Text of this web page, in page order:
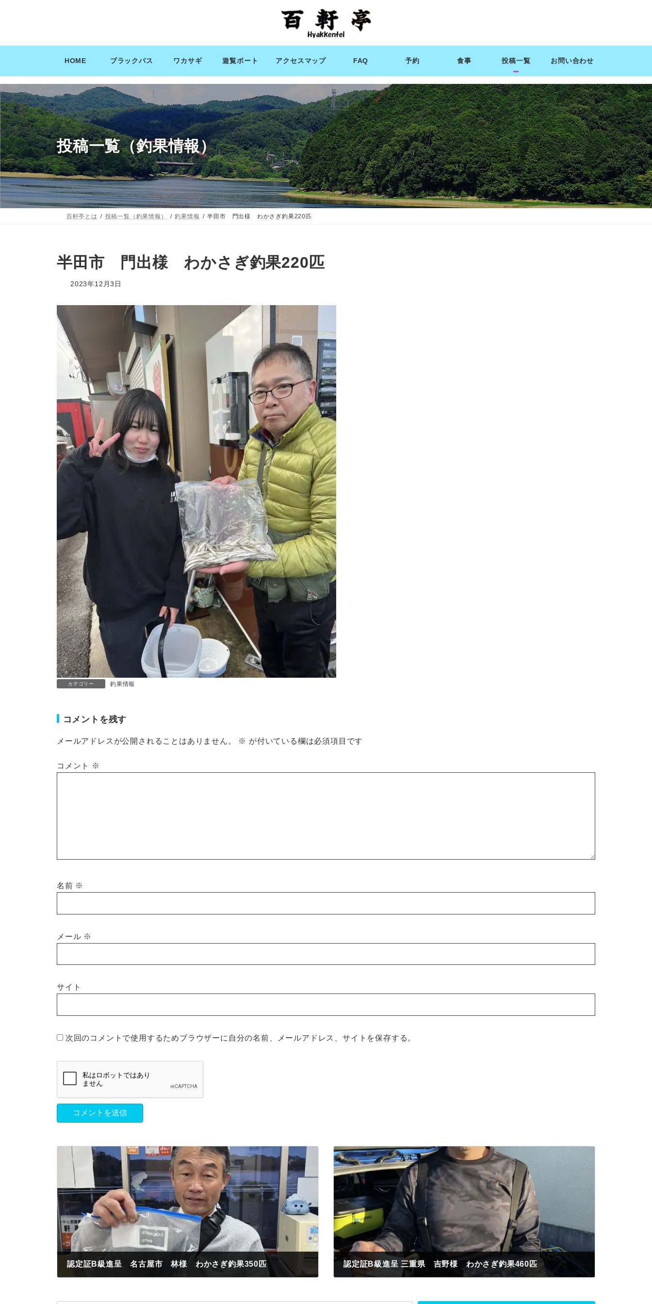
ン
ス
キ
ッ
プ
ー
ン
に
移
動
HOME ブラックバス ワカサギ 遊覧ボート アクセスマップ FAQ 予約 食事 投稿一覧 お問い合わせ
投稿一覧（釣果情報）
百軒亭とは 投稿一覧（釣果情報） 釣果情報 半田市 門出様 わかさぎ釣果220匹
半田市 門出様 わかさぎ釣果220匹
2023年12月3日
カテゴリー 釣果情報
コメントを残す
メールアドレスが公開されることはありません。 ※ が付いている欄は必須項目です
コメント ※
名前 ※
メール ※
サイト
次回のコメントで使用するためブラウザーに自分の名前、メールアドレス、サイトを保存する。
認定証B級進呈 名古屋市 林様 わかさぎ釣果350匹 認定証B級進呈 三重県 吉野様 わかさぎ釣果460匹